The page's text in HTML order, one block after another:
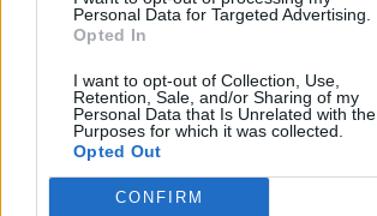
Personal Data for Targeted Advertising.
Opted In
I want to opt-out of Collection, Use,
Retention, Sale, and/or Sharing of my
Personal Data that Is Unrelated with the
Purposes for which it was collected.
Opted Out
CONFIRM